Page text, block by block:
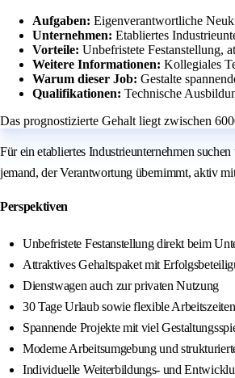
Aufgaben: Eigenverantwortliche
Unternehmen: Etabliertes
Vorteile: Unbefristete Festanstellung,
Weitere Informationen: Kollegiales
Warum dieser Job: Gestalte
Qualifikationen: Technische
Das prognostizierte Gehalt liegt zwischen
Für ein etabliertes Industrieunternehmen
jemand, der Verantwortung übernimmt, aktiv
Perspektiven
Unbefristete Festanstellung direkt beim
Attraktives Gehaltspaket mit
Dienstwagen auch zur privaten Nutzung
30 Tage Urlaub sowie flexible Arbeitszeiten
Spannende Projekte mit viel
Moderne Arbeitsumgebung und
Individuelle Weiterbildungs- und